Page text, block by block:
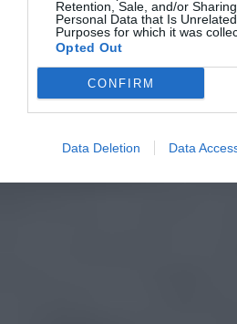
Retention, Sale, and/or
Personal Data that Is
Purposes for which it was
Opted Out
CONFIRM
Data Deletion Data